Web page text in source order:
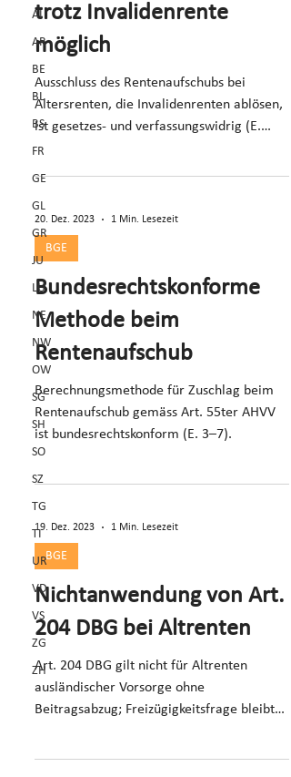
AI
AR
BE
BL
BS
FR
GE
GL
GR
JU
LU
NE
NW
OW
SG
SH
SO
SZ
TG
TI
UR
VD
VS
ZG
ZH
trotz Invalidenrente
möglich
Ausschluss des Rentenaufschubs bei
Altersrenten, die Invalidenrenten ablösen,
ist gesetzes- und verfassungswidrig (E.
3.3–3.5).
20. Dez. 2023 1 Min. Lesezeit
BGE
Bundesrechtskonforme
Methode beim
Rentenaufschub
Berechnungsmethode für Zuschlag beim
Rentenaufschub gemäss Art. 55ter AHVV
ist bundesrechtskonform (E. 3–7).
19. Dez. 2023 1 Min. Lesezeit
BGE
Nichtanwendung von Art.
204 DBG bei Altrenten
Art. 204 DBG gilt nicht für Altrenten
ausländischer Vorsorge ohne
Beitragsabzug; Freizügigkeitsfrage bleibt